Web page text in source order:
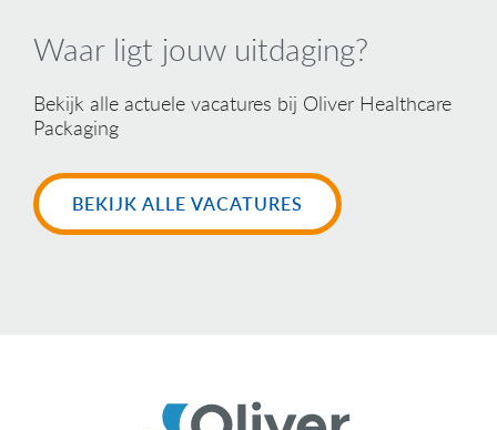
Waar ligt jouw uitdaging?
Bekijk alle actuele vacatures bij Oliver Healthcare
Packaging
BEKIJK ALLE VACATURES